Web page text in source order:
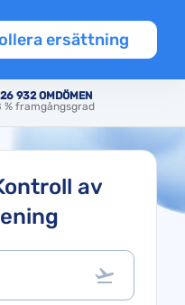
ersättning
932 OMDÖMEN
framgångsgrad
av